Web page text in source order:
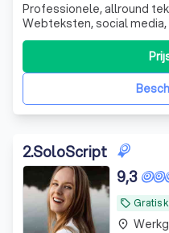
Professionele, allround
Webteksten, social
columns, nieuwsbrieven
2.SoloScript
local_offer Gratis
9,3
place